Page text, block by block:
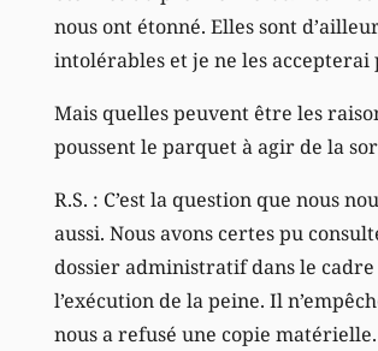
nous ont étonné. Elles sont
intolérables et je ne les accepterai
Mais quelles peuvent être les
poussent le parquet à agir de la
R.S. : C’est la question que nous
aussi. Nous avons certes pu
dossier administratif dans le cadre
l’exécution de la peine. Il
nous a refusé une copie matérielle.